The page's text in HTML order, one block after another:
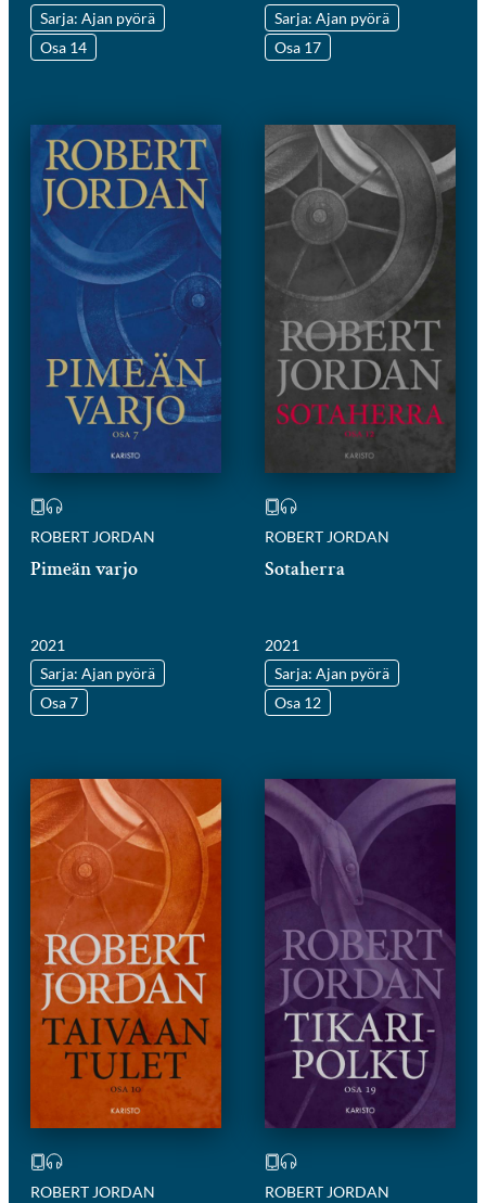
Sarja: Ajan pyörä
Osa 14
Sarja: Ajan pyörä
Osa 17
ROBERT JORDAN
Pimeän varjo
2021
Sarja: Ajan pyörä
Osa 7
ROBERT JORDAN
Sotaherra
2021
Sarja: Ajan pyörä
Osa 12
ROBERT JORDAN ROBERT JORDAN